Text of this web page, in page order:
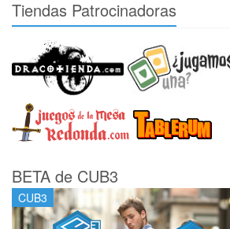
Tiendas Patrocinadoras
BETA de CUB3
CUB3